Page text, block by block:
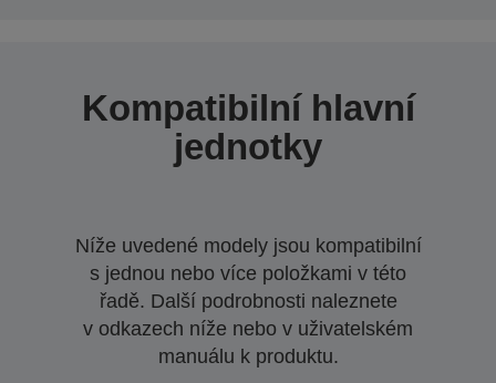
Kompatibilní hlavní
jednotky
Níže uvedené modely jsou kompatibilní
s jednou nebo více položkami v této
řadě. Další podrobnosti naleznete
v odkazech níže nebo v uživatelském
manuálu k produktu.